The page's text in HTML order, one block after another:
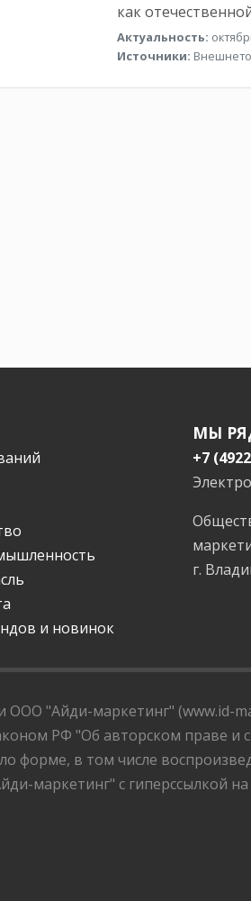
как
Актуальность:
Источники:
и новинок
МЫ
+7
г.
"Айди-маркетинг" (www.id-
РФ "Об авторском праве и
форме, в том числе
маркетинг" с гиперссылкой